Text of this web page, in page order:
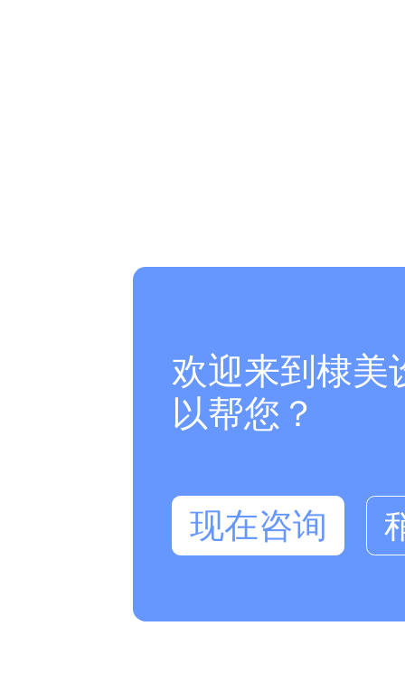
欢迎来到棣美
以帮您？
现在咨询